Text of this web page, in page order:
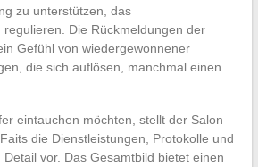
zu unterstützen, das
Die Rückmeldungen der
Gefühl von wiedergewonnener
die sich auflösen, manchmal einen
eintauchen möchten, stellt der Salon
die Dienstleistungen, Protokolle und
vor. Das Gesamtbild bietet einen